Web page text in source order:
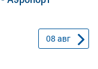
08 авг